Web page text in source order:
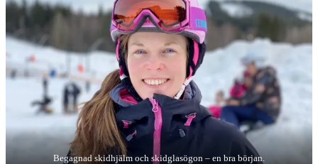
Begagnad skidhjälm och skidglasögon – en bra början.